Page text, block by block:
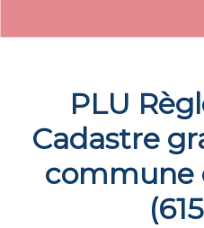
PLU
Cadastre
commune
(